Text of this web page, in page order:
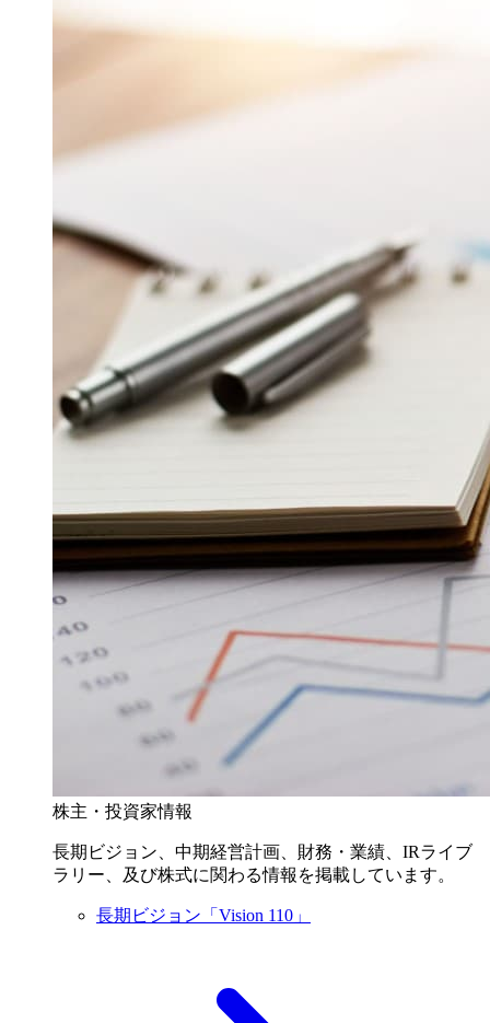
株主・投資家情報
長期ビジョン、中期経営計画、財務・業績、IRライブ
ラリー、及び株式に関わる情報を掲載しています。
長期ビジョン「Vision 110」